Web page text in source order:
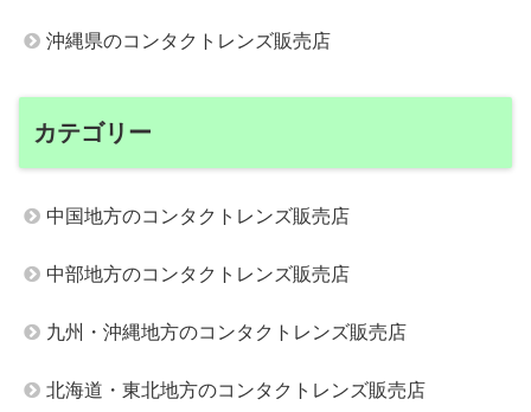
沖縄県のコンタクトレンズ販売店
カテゴリー
中国地方のコンタクトレンズ販売店
中部地方のコンタクトレンズ販売店
九州・沖縄地方のコンタクトレンズ販売店
北海道・東北地方のコンタクトレンズ販売店